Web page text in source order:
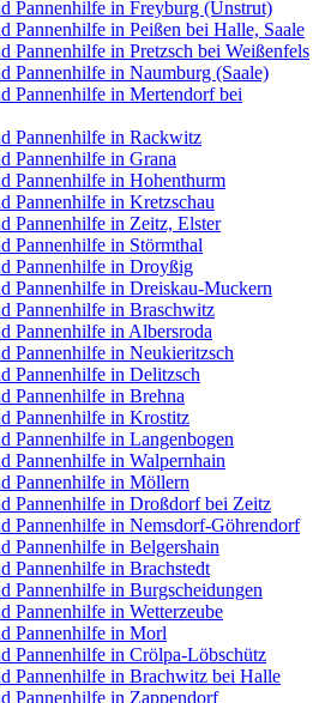
Pannenhilfe in Freyburg (Unstrut)
Pannenhilfe in Peißen bei Halle, Saale
Pannenhilfe in Pretzsch bei Weißenfels
Pannenhilfe in Naumburg (Saale)
Pannenhilfe in Mertendorf bei
Pannenhilfe in Rackwitz
Pannenhilfe in Grana
Pannenhilfe in Hohenthurm
Pannenhilfe in Kretzschau
Pannenhilfe in Zeitz, Elster
Pannenhilfe in Störmthal
Pannenhilfe in Droyßig
Pannenhilfe in Dreiskau-Muckern
Pannenhilfe in Braschwitz
Pannenhilfe in Albersroda
Pannenhilfe in Neukieritzsch
Pannenhilfe in Delitzsch
Pannenhilfe in Brehna
Pannenhilfe in Krostitz
Pannenhilfe in Langenbogen
Pannenhilfe in Walpernhain
Pannenhilfe in Möllern
Pannenhilfe in Droßdorf bei Zeitz
Pannenhilfe in Nemsdorf-Göhrendorf
Pannenhilfe in Belgershain
Pannenhilfe in Brachstedt
Pannenhilfe in Burgscheidungen
Pannenhilfe in Wetterzeube
Pannenhilfe in Morl
Pannenhilfe in Crölpa-Löbschütz
Pannenhilfe in Brachwitz bei Halle
Pannenhilfe in Zappendorf